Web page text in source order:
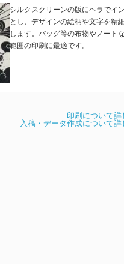
シルクスクリーンの版にヘラでイ
とし、デザインの絵柄や文字を精
します。バッグ等の布物やノート
範囲の印刷に最適です。
印刷について詳
入稿・データ作成について